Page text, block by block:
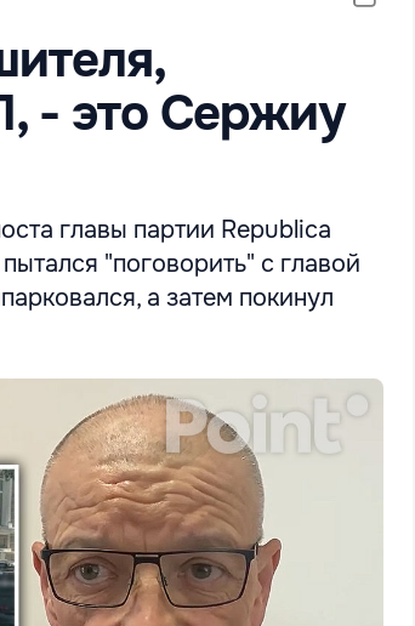
- это Сержиу
главы партии Republica
"поговорить" с главой
а затем покинул